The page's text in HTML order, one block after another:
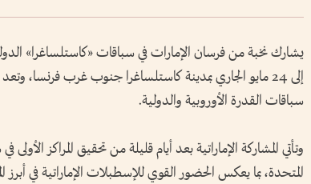
إلى 24 مايو الجاري بمدينة كاستلساغرا جنوب غرب فرنسا،
سباقات القدرة الأوروبية والدولية.
وتأتي المشاركة الإماراتية بعد أيام قليلة من تحقيق المراكز
المتحدة، بما يعكس الحضور القوي للإسطبلات الإماراتية في أبرز